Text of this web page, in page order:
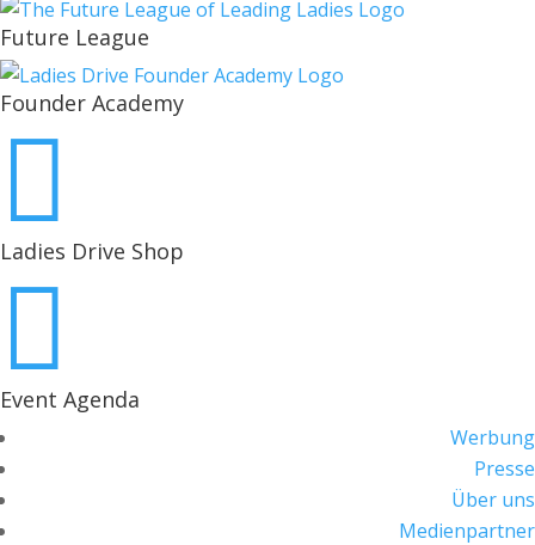
Future League
Founder Academy

Ladies Drive Shop

Event Agenda
Werbung
Presse
Über uns
Medienpartner